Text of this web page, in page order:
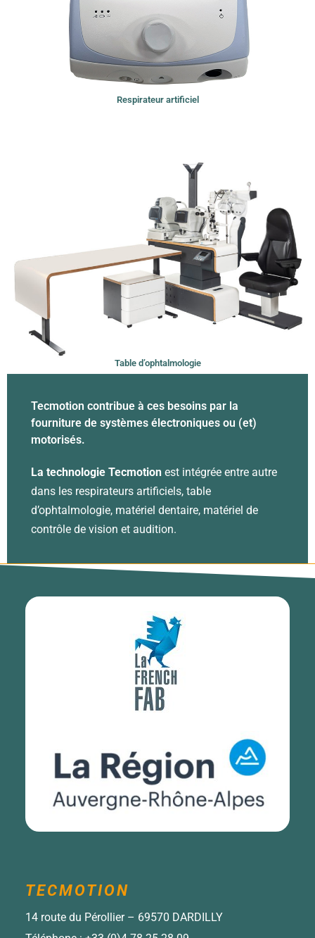
Respirateur artificiel
Table d’ophtalmologie
Tecmotion contribue à ces besoins par la
fourniture de systèmes électroniques ou (et)
motorisés.
La technologie Tecmotion est intégrée entre autre
dans les respirateurs artificiels, table
d’ophtalmologie, matériel dentaire, matériel de
contrôle de vision et audition.
TECMOTION
14 route du Pérollier – 69570 DARDILLY